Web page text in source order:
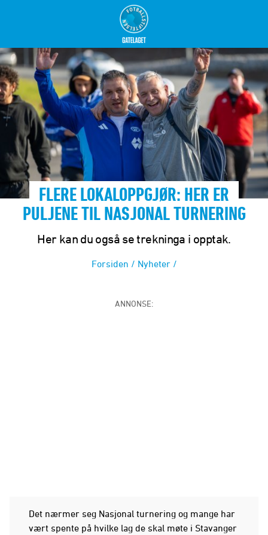
FLERE LOKALOPPGJØR: HER ER
PULJENE TIL NASJONAL TURNERING
Her kan du også se trekninga i opptak.
Forsiden / Nyheter /
ANNONSE:
Det nærmer seg Nasjonal turnering og mange har
vært spente på hvilke lag de skal møte i Stavanger